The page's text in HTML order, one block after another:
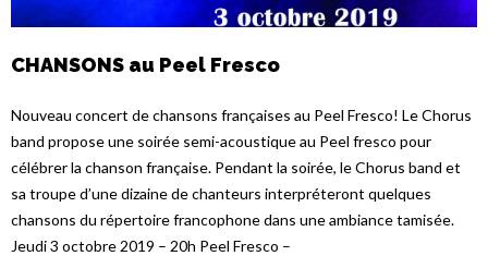
CHANSONS au Peel Fresco
Nouveau concert de chansons françaises au Peel Fresco! Le Chorus
band propose une soirée semi-acoustique au Peel fresco pour
célébrer la chanson française. Pendant la soirée, le Chorus band et
sa troupe d’une dizaine de chanteurs interpréteront quelques
chansons du répertoire francophone dans une ambiance tamisée.
Jeudi 3 octobre 2019 – 20h Peel Fresco –